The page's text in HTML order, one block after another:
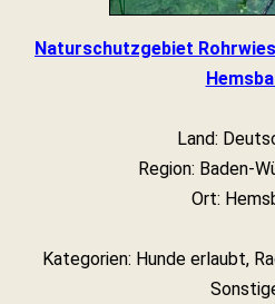
Naturschutzgebiet
Land:
Region: Baden-
Ort:
Kategorien: Hunde erlaubt,